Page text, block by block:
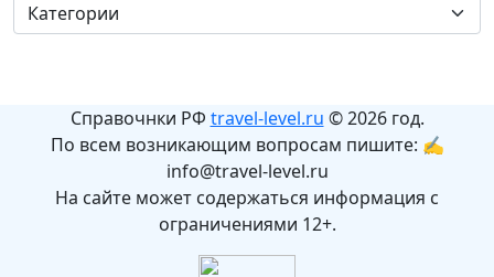
Справочнки РФ travel-level.ru © 2026 год.
По всем возникающим вопросам пишите: ✍
info@travel-level.ru
На сайте может содержаться информация с
ограничениями 12+.